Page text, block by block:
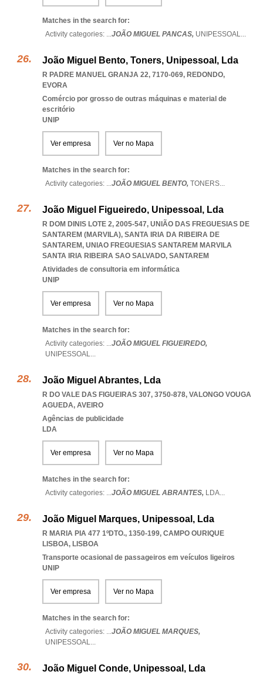
Matches in the search for:
Activity categories: ...JOÃO MIGUEL PANCAS, UNIPESSOAL...
João Miguel Bento, Toners, Unipessoal, Lda
R PADRE MANUEL GRANJA 22, 7170-069, REDONDO,
EVORA
Comércio por grosso de outras máquinas e material de
escritório
UNIP
Ver empresa Ver no Mapa
Matches in the search for:
Activity categories: ...JOÃO MIGUEL BENTO, TONERS...
João Miguel Figueiredo, Unipessoal, Lda
R DOM DINIS LOTE 2, 2005-547, UNIÃO DAS FREGUESIAS DE
SANTAREM (MARVILA), SANTA IRIA DA RIBEIRA DE
SANTAREM, UNIAO FREGUESIAS SANTAREM MARVILA
SANTA IRIA RIBEIRA SAO SALVADO, SANTAREM
Atividades de consultoria em informática
UNIP
Ver empresa Ver no Mapa
Matches in the search for:
Activity categories: ...JOÃO MIGUEL FIGUEIREDO,
UNIPESSOAL...
João Miguel Abrantes, Lda
R DO VALE DAS FIGUEIRAS 307, 3750-878, VALONGO VOUGA
AGUEDA, AVEIRO
Agências de publicidade
LDA
Ver empresa Ver no Mapa
Matches in the search for:
Activity categories: ...JOÃO MIGUEL ABRANTES, LDA...
João Miguel Marques, Unipessoal, Lda
R MARIA PIA 477 1ºDTO., 1350-199, CAMPO OURIQUE
LISBOA, LISBOA
Transporte ocasional de passageiros em veículos ligeiros
UNIP
Ver empresa Ver no Mapa
Matches in the search for:
Activity categories: ...JOÃO MIGUEL MARQUES,
UNIPESSOAL...
João Miguel Conde, Unipessoal, Lda